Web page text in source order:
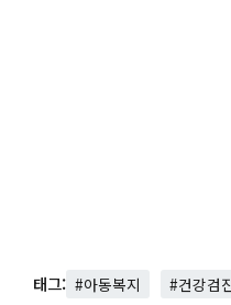
태그: #아동복지 #건강검